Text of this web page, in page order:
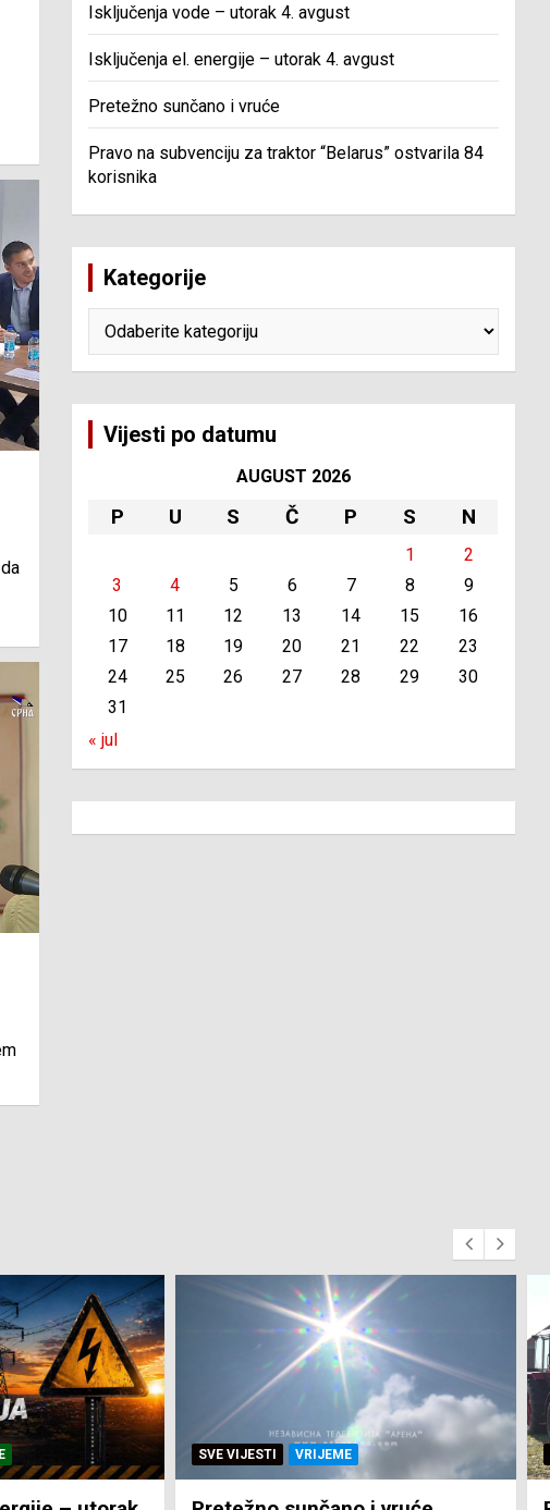
Isključenja vode – utorak 4. avgust
Isključenja el. energije – utorak 4. avgust
Pretežno sunčano i vruće
Pravo na subvenciju za traktor “Belarus” ostvarila 84
korisnika
Kategorije
Vijesti po datumu
AUGUST 2026
P U S Č P S N
1
2
3
4 5 6 7 8
9
10
11 12 13 14 15
16
17
18 19 20 21 22
23
24
25 26 27 28 29
30
31
« jul
SVE VIJESTI ZEMLJA